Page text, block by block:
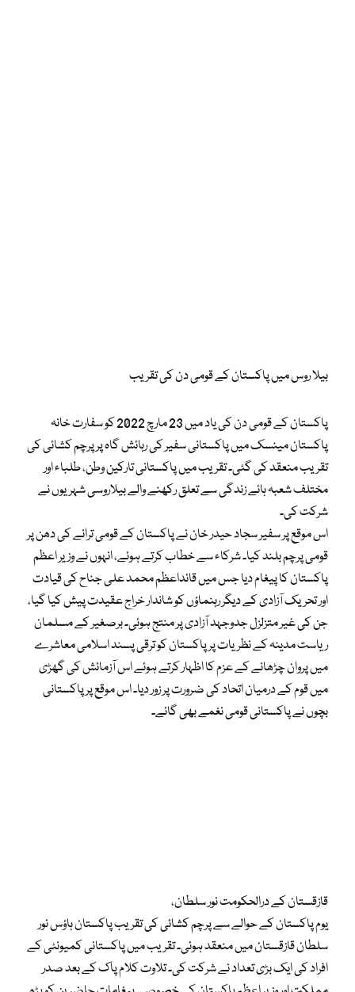
بیلا روس میں پاکستان کے قومی دن کی تقریب
پاکستان کے قومی دن کی یاد میں 23 مارچ 2022 کو سفارت خانہ
پاکستان مینسک میں پاکستانی سفیر کی رہائش گاہ پر پرچم کشائی کی
تقریب منعقد کی گئی۔ تقریب میں پاکستانی تارکین وطن، طلباء اور
مختلف شعبہ ہائے زندگی سے تعلق رکھنے والے بیلاروسی شہریوں نے
شرکت کی۔
اس موقع پر سفیر سجاد حیدر خان نے پاکستان کے قومی ترانے کی دھن پر
قومی پرچم بلند کیا۔ شرکاء سے خطاب کرتے ہوئے، انہوں نے وزیر اعظم
پاکستان کا پیغام دیا جس میں قائداعظم محمد علی جناح کی قیادت
اور تحریک آزادی کے دیگر رہنماؤں کو شاندار خراج عقیدت پیش کیا گیا،
جن کی غیر متزلزل جدوجہد آزادی پر منتج ہوئی۔ برصغیر کے مسلمان
ریاست مدینہ کے نظریات پر پاکستان کو ترقی پسند اسلامی معاشرے
میں پروان چڑھانے کے عزم کا اظہار کرتے ہوئے اس آزمائش کی گھڑی
میں قوم کے درمیان اتحاد کی ضرورت پر زور دیا۔ اس موقع پر پاکستانی
بچوں نے پاکستانی قومی نغمے بھی گائے۔
قازقستان کے درالحکومت نور سلطان،
یوم پاکستان کے حوالے سے پرچم کشائی کی تقریب پاکستان ہاؤس نور
سلطان قازقستان میں منعقد ہوئی۔ تقریب میں پاکستانی کمیونٹی کے
افراد کی ایک بڑی تعداد نے شرکت کی۔ تلاوت کلام پاک کے بعد صدر